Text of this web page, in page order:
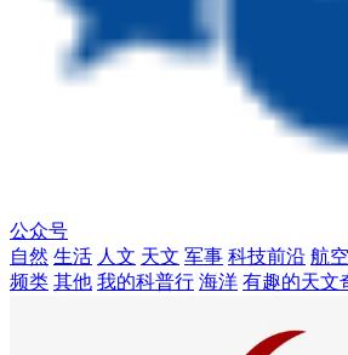
公众号
自然 生活 人文 天文 军事 科技前沿 航
频类 其他 我的科普行 海洋 有趣的天文